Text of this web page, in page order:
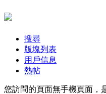
搜尋
版塊列表
用戶信息
熱帖
您訪問的頁面無手機頁面，